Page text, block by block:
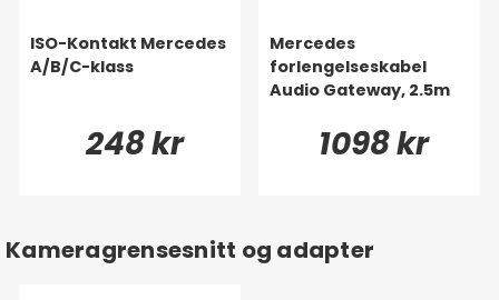
ISO-Kontakt Mercedes
A/B/C-klass
248 kr
Mercedes
forlengelseskabel
Audio Gateway, 2.5m
1098 kr
Kameragrensesnitt og adapter